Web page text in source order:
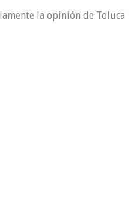
la opinión de Toluca